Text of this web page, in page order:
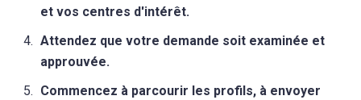
et vos centres d'intérêt.
Attendez que votre demande soit examinée et
approuvée.
Commencez à parcourir les profils, à envoyer